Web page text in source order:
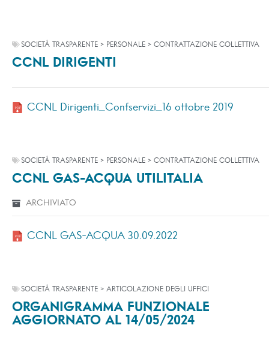
SOCIETÀ TRASPARENTE > PERSONALE > CONTRATTAZIONE COLLETTIVA
CCNL DIRIGENTI
CCNL Dirigenti_Confservizi_16 ottobre 2019
SOCIETÀ TRASPARENTE > PERSONALE > CONTRATTAZIONE COLLETTIVA
CCNL GAS-ACQUA UTILITALIA
ARCHIVIATO
CCNL GAS-ACQUA 30.09.2022
SOCIETÀ TRASPARENTE > ARTICOLAZIONE DEGLI UFFICI
ORGANIGRAMMA FUNZIONALE
AGGIORNATO AL 14/05/2024